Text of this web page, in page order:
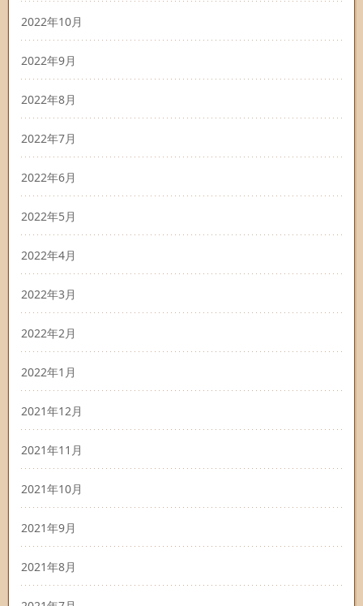
2022年10月
2022年9月
2022年8月
2022年7月
2022年6月
2022年5月
2022年4月
2022年3月
2022年2月
2022年1月
2021年12月
2021年11月
2021年10月
2021年9月
2021年8月